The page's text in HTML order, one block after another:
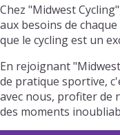
Chez "Midwest
aux besoins de
que le cycling est un
En rejoignant
de pratique sportive,
avec nous, profiter de
des moments